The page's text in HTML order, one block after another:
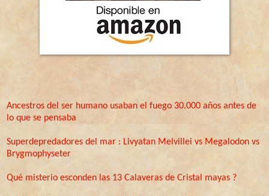
Ancestros del ser humano usaban el fuego 30.000 años antes de
lo que se pensaba
Superdepredadores del mar : Livyatan Melvillei vs Megalodon vs
Brygmophyseter
Qué misterio esconden las 13 Calaveras de Cristal mayas ?